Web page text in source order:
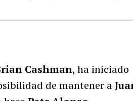
Cashman, ha iniciado
de mantener a